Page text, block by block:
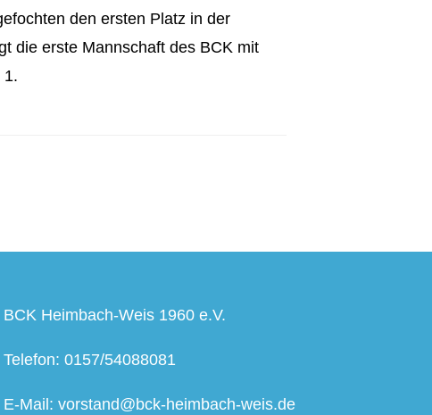
den ersten Platz in der
die erste Mannschaft des BCK mit
1.
BCK Heimbach-Weis 1960 e.V.
Telefon: 0157/54088081
E-Mail: vorstand@bck-heimbach-weis.de